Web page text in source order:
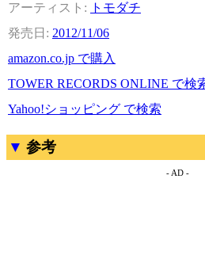
トモダチ
2012/11/06
amazon.co.jp で購入
TOWER RECORDS ONLINE で検
Yahoo!ショッピング で検索
参考
- AD -